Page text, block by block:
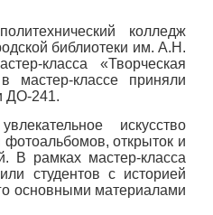
колледж
библиотеки им. А.Н.
класса «Творческая
мастер-классе приняли
ДО-241.
искусство
открыток и
В рамках мастер-класса
студентов с историей
основными материалами